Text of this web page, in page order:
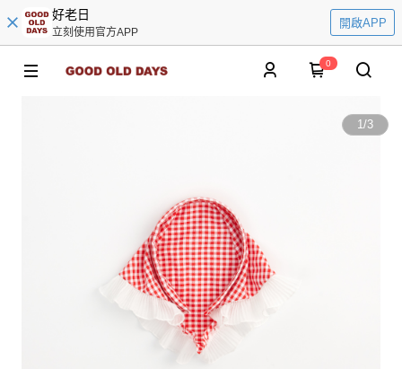
好老日
立刻使用官方APP
開啟APP
0
1/3